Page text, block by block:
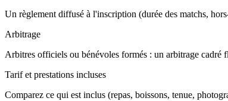
Un règlement diffusé à l'inscription (durée des matchs,
Arbitrage
Arbitres officiels ou bénévoles formés : un arbitrage cadré
Tarif et prestations incluses
Comparez ce qui est inclus (repas, boissons, tenue,